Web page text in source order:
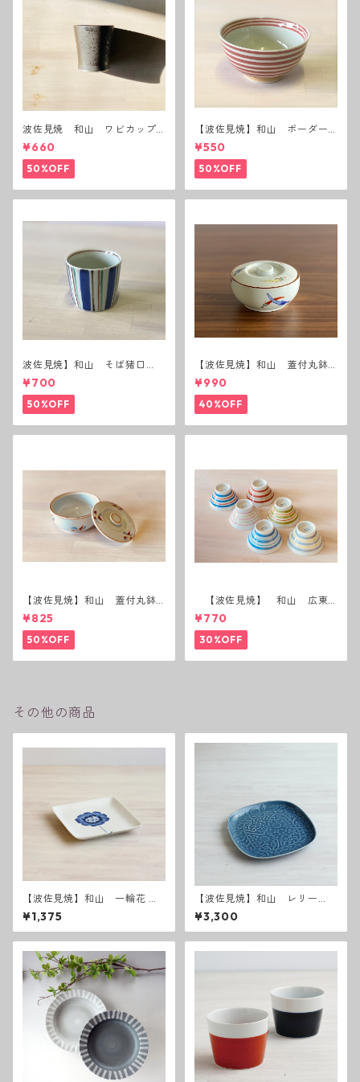
波佐見焼 和山 ワビカップ
黒錆 3種(アウトレット）
¥660
50%OFF
【波佐見焼】和山 ボーダー
茶碗 赤
¥550
50%OFF
波佐見焼】和山 そば猪口
（十草）
¥700
50%OFF
【波佐見焼】和山 蓋付丸鉢
(唐辛子)
¥990
40%OFF
【波佐見焼】和山 蓋付丸鉢
(花絵)
¥825
50%OFF
【波佐見焼】 和山 広東
碗 二色ボーダー 全6パター
ン
¥770
30%OFF
その他の商品
【波佐見焼】和山 一輪花 W
プレート角皿 - 小 -
¥1,375
【波佐見焼】和山 レリー
フ・フラワーパレード 盛
皿 うす瑠璃
¥3,300